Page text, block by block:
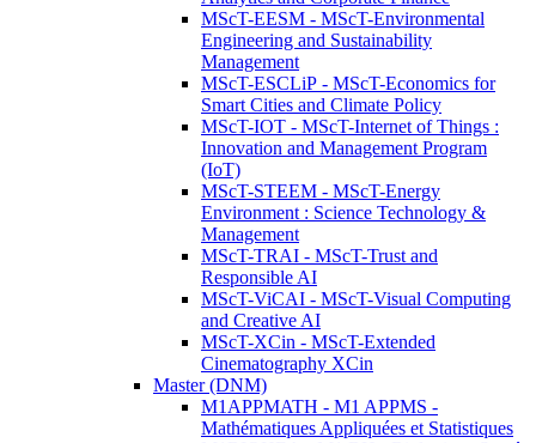
MScT-EESM - MScT-Environmental
Engineering and Sustainability
Management
MScT-ESCLiP - MScT-Economics for
Smart Cities and Climate Policy
MScT-IOT - MScT-Internet of Things :
Innovation and Management Program
(IoT)
MScT-STEEM - MScT-Energy
Environment : Science Technology &
Management
MScT-TRAI - MScT-Trust and
Responsible AI
MScT-ViCAI - MScT-Visual Computing
and Creative AI
MScT-XCin - MScT-Extended
Cinematography XCin
Master (DNM)
M1APPMATH - M1 APPMS -
Mathématiques Appliquées et Statistiques